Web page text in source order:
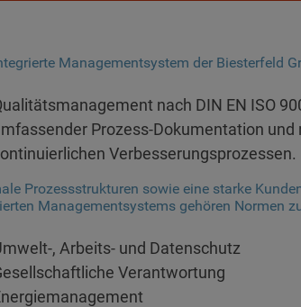
Managementsystem der Biesterfeld
nach DIN EN ISO
Prozess-Dokumentation
Verbesserungsprozessen.
Prozessstrukturen sowie eine starke
Managementsystems gehören Normen
, Arbeits- und Datenschutz
Verantwortung